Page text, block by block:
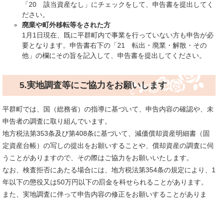
「20 該当資産なし」にチェックをして、申告書を提出してく
ださい。
廃業や町外移転等をされた方
​1月1日現在、既に平群町内で事業を行っていない方も申告が必
要となります。申告書右下の「21 転出・廃業・解散・その
他」の欄にその旨を記入して、申告書を提出してください。
5.実地調査等にご協力をお願いします
平群町では、国（総務省）の指導に基づいて、申告内容の確認や、未
申告者の調査に取り組んでいます。
地方税法第353条及び第408条に基づいて、減価償却資産明細書（固
定資産台帳）の写しの提出をお願いすることや、償却資産の調査に伺
うことがありますので、その際はご協力をお願いいたします。
なお、検査拒否にあたる場合には、地方税法第354条の規定により、1
年以下の懲役又は50万円以下の罰金を科せられることがあります。
また、実地調査に伴って申告内容の修正をお願いすることがありま